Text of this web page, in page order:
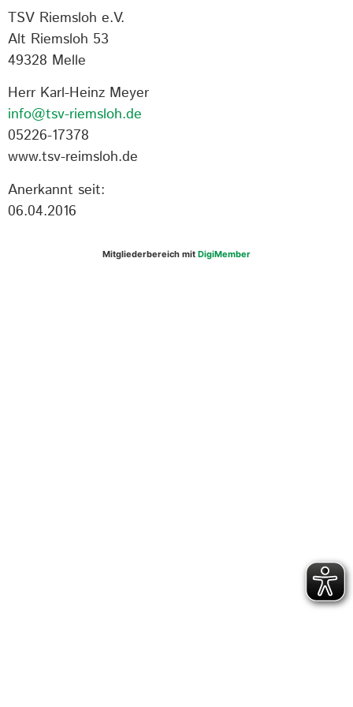
TSV Riemsloh e.V.
Alt Riemsloh 53
49328 Melle
Herr Karl-Heinz Meyer
info@tsv-riemsloh.de
05226-17378
www.tsv-reimsloh.de
Anerkannt seit:
06.04.2016
Mitgliederbereich mit DigiMember